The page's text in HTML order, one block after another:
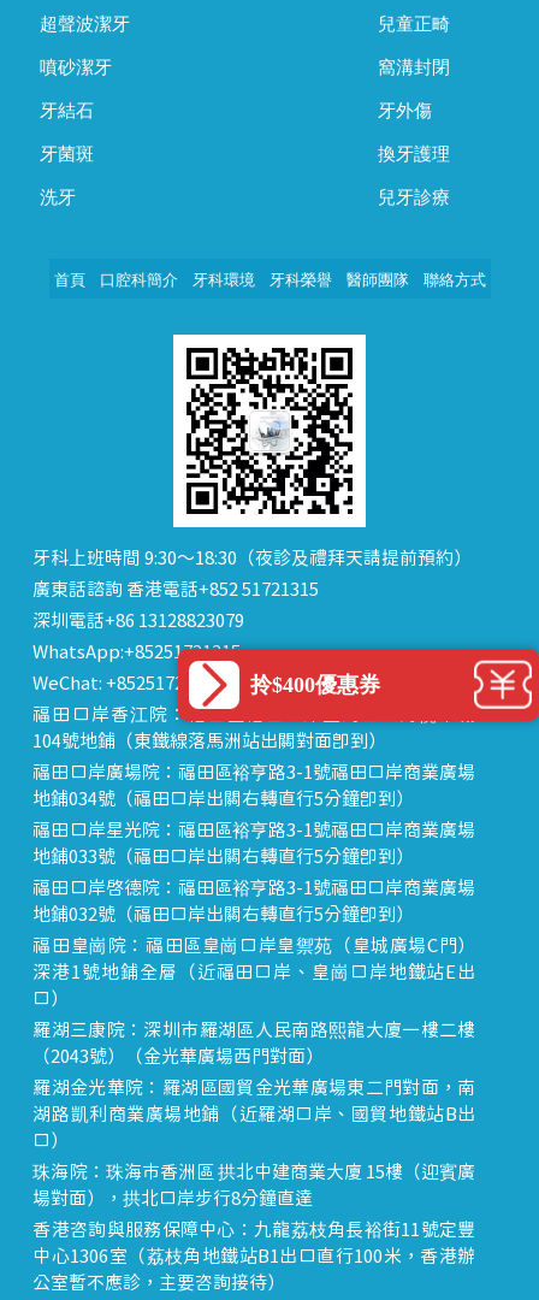
超聲波潔牙
噴砂潔牙
牙結石
牙菌斑
洗牙
兒童正畸
窩溝封閉
牙外傷
換牙護理
兒牙診療
首頁 口腔科簡介 牙科環境 牙科榮譽 醫師團隊 聯絡方式
牙科上班時間 9:30～18:30（夜診及禮拜天請提前預約）
廣東話諮詢 香港電話+852 51721315
深圳電話+86 13128823079
WhatsApp:+85251721315
WeChat: +85251721315 or dentalhk
福田口岸香江院：福田區福田口岸正對面，海悅華城
104號地鋪（東鐵線落馬洲站出關對面即到）
福田口岸廣場院：福田區裕亨路3-1號福田口岸商業廣場
地鋪034號（福田口岸出關右轉直行5分鐘即到）
福田口岸星光院：福田區裕亨路3-1號福田口岸商業廣場
地鋪033號（福田口岸出關右轉直行5分鐘即到）
福田口岸啟德院：福田區裕亨路3-1號福田口岸商業廣場
地鋪032號（福田口岸出關右轉直行5分鐘即到）
福田皇崗院：福田區皇崗口岸皇禦苑（皇城廣場C門）
深港1號地鋪全層（近福田口岸、皇崗口岸地鐵站E出
口）
羅湖三康院：深圳市羅湖區人民南路熙龍大廈一樓二樓
（2043號）（金光華廣場西門對面）
羅湖金光華院：羅湖區國貿金光華廣場東二門對面，南
湖路凱利商業廣場地鋪（近羅湖口岸、國貿地鐵站B出
口）
珠海院：珠海市香洲區 拱北中建商業大廈 15樓（迎賓廣
場對面），拱北口岸步行8分鐘直達
香港咨詢與服務保障中心：九龍荔枝角長裕街11號定豐
中心1306室（荔枝角地鐵站B1出口直行100米，香港辦
公室暫不應診，主要咨詢接待）
拎$400優惠券